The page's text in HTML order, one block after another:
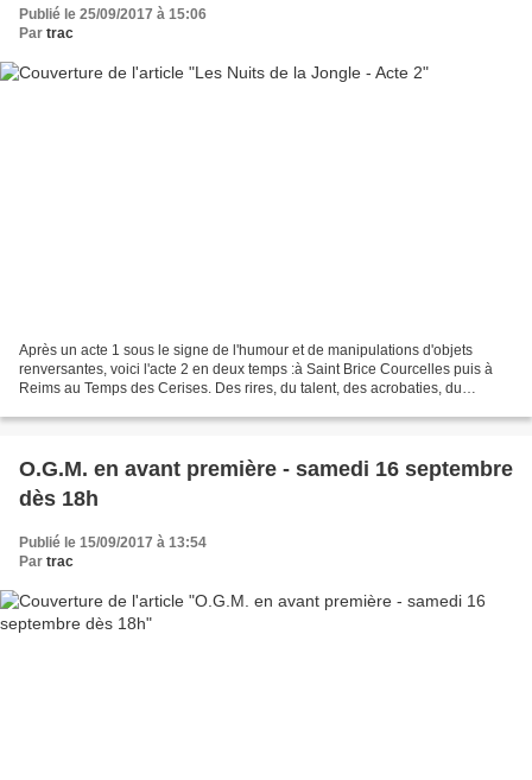
Publié le 25/09/2017 à 15:06
Par trac
Après un acte 1 sous le signe de l'humour et de manipulations d'objets
renversantes, voici l'acte 2 en deux temps :à Saint Brice Courcelles puis à
Reims au Temps des Cerises. Des rires, du talent, des acrobaties, du
O.G.M. en avant première - samedi 16 septembre
dès 18h
Publié le 15/09/2017 à 13:54
Par trac